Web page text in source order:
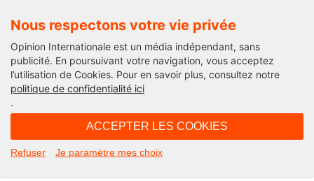
Nous respectons votre vie privée
Opinion Internationale est un média indépendant, sans
publicité. En poursuivant votre navigation, vous acceptez
l’utilisation de Cookies. Pour en savoir plus, consultez notre
politique de confidentialité ici
.
ACCEPTER LES COOKIES
Refuser Je paramètre mes choix
International
On ne badine pas avec la bouffe